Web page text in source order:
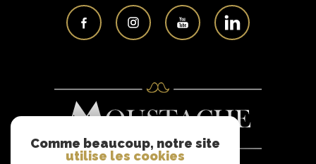
Comme beaucoup, notre site
utilise les cookies